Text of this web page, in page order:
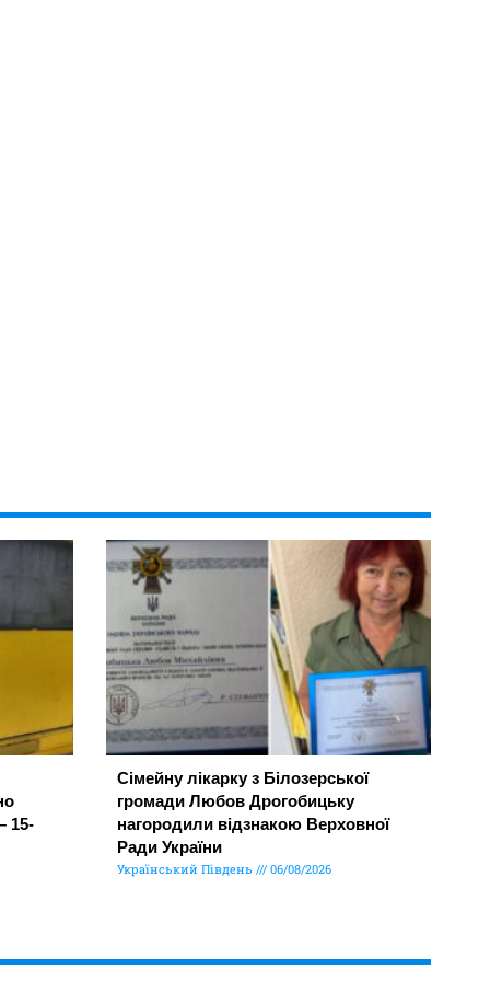
15-
Сімейну лікарку з Білозерської
громади Любов Дрогобицьку
нагородили відзнакою Верховної
Ради України
Український Південь 06/08/2026